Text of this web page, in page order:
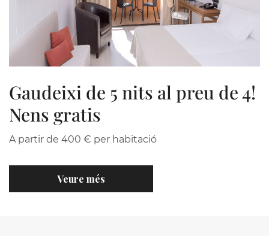
Gaudeixi de 5 nits al preu de 4!
Nens gratis
A partir de 400 € per habitació
Veure més